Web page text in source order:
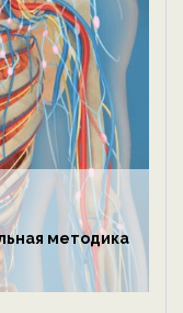
методика